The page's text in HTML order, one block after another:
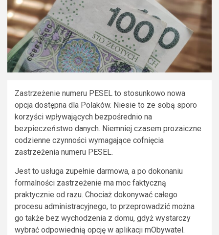
Zastrzeżenie numeru PESEL to stosunkowo nowa
opcja dostępna dla Polaków. Niesie to ze sobą sporo
korzyści wpływających bezpośrednio na
bezpieczeństwo danych. Niemniej czasem prozaiczne
codzienne czynności wymagające cofnięcia
zastrzeżenia numeru PESEL.
Jest to usługa zupełnie darmowa, a po dokonaniu
formalności zastrzeżenie ma moc faktyczną
praktycznie od razu. Chociaż dokonywać całego
procesu administracyjnego, to przeprowadzić można
go także bez wychodzenia z domu, gdyż wystarczy
wybrać odpowiednią opcję w aplikacji mObywatel.